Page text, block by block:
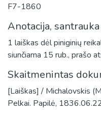
F7-1860
Anotacija, santrauka
1 laiškas dėl piniginių
siunčiama 15 rub., prašo
Skaitmenintas
[Laiškas] / Michalovskis
Pelkai. Papilė,